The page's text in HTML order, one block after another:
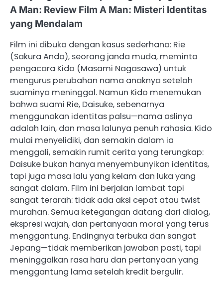
A Man: Review Film A Man: Misteri Identitas
yang Mendalam
Film ini dibuka dengan kasus sederhana: Rie
(Sakura Ando), seorang janda muda, meminta
pengacara Kido (Masami Nagasawa) untuk
mengurus perubahan nama anaknya setelah
suaminya meninggal. Namun Kido menemukan
bahwa suami Rie, Daisuke, sebenarnya
menggunakan identitas palsu—nama aslinya
adalah lain, dan masa lalunya penuh rahasia. Kido
mulai menyelidiki, dan semakin dalam ia
menggali, semakin rumit cerita yang terungkap:
Daisuke bukan hanya menyembunyikan identitas,
tapi juga masa lalu yang kelam dan luka yang
sangat dalam. Film ini berjalan lambat tapi
sangat terarah: tidak ada aksi cepat atau twist
murahan. Semua ketegangan datang dari dialog,
ekspresi wajah, dan pertanyaan moral yang terus
menggantung. Endingnya terbuka dan sangat
Jepang—tidak memberikan jawaban pasti, tapi
meninggalkan rasa haru dan pertanyaan yang
menggantung lama setelah kredit bergulir.